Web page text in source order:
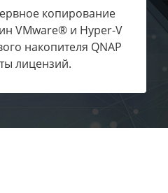
копирование
VMware® и Hyper-V
накопителя QNAP
лицензий.